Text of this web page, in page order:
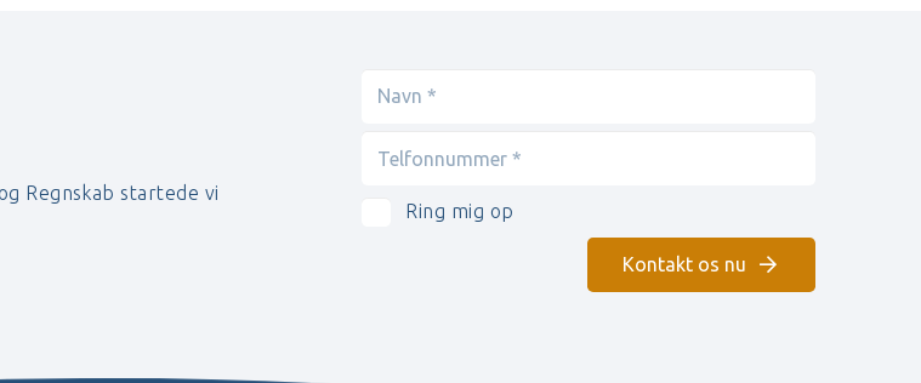
Regnskab startede vi
Ring mig op
Kontakt os nu